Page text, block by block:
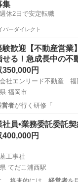
集
休2日で安定転職
バーダイレクト
験歓迎【不動産営業
せる！急成長中の
350,000円
社エンリード不動産 福
福岡市
営者が行く研修「
売
社員•業務委託委託契
400,000円
工事社
てだこ浦西駅